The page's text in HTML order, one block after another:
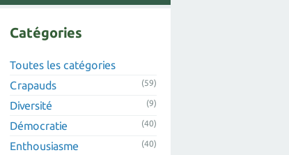
Catégories
Toutes les catégories
Crapauds
(59)
Diversité (9)
Démocratie (40)
Enthousiasme (40)